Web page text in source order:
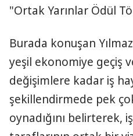
"Ortak Yarınlar Ödül
Burada konuşan
yeşil ekonomiye geçiş
değişimlere kadar iş
şekillendirmede pek
oynadığını belirterek,